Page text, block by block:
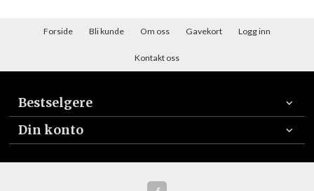
Forside Bli kunde Om oss Gavekort Logg inn
Kontakt oss
Bestselgere
Din konto